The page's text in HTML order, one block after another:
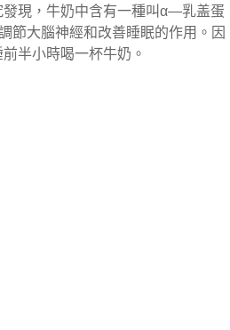
現，牛奶中含有一種叫α—乳盖蛋
節大腦神經和改善睡眠的作用。因
半小時喝一杯牛奶。